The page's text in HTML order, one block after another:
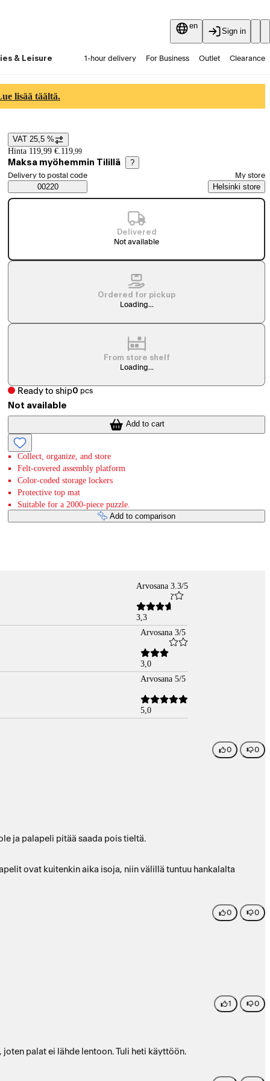
en
Sign in
& Leisure 1-hour delivery For Business Outlet Clearance
lisää täältä.
Price details
VAT 25,5 %
Hinta 119,99 €. 119,99
Maksa myöhemmin Tilillä ?
Saatavuustiedot
Select order method
Delivery to postal code
00220
My store
Helsinki store
Delivered
Not available
Ordered for pickup
Loading...
From store shelf
Loading...
Ready to ship0 pcs
Not available
Add to cart
Collect, organize, and store
Felt-covered assembly platform
Color-coded storage lockers
Protective top mat
Suitable for a 2000-piece puzzle.
Add to comparison
Arvosana 3.3/5
3,3
Arvosana 3/5
3,0
Arvosana 5/5
5,0
0 0
ja palapeli pitää saada pois tieltä.
ovat kuitenkin aika isoja, niin välillä tuntuu hankalalta
0 0
1 0
päälle laskettava ”peitto” on painava, joten palat ei lähde lentoon. Tuli heti käyttöön.